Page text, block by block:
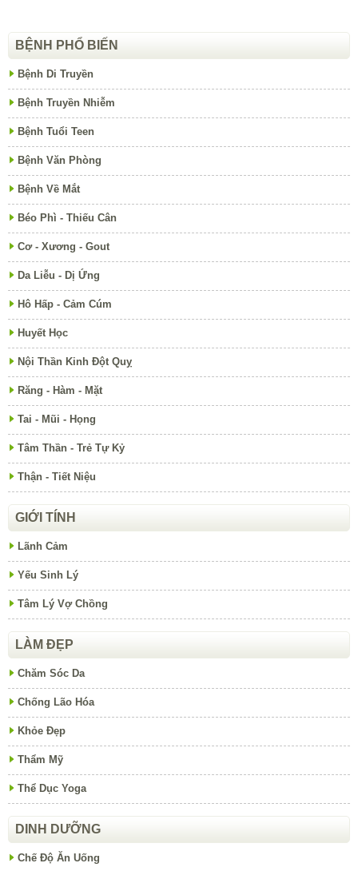
BỆNH PHỔ BIẾN
Bệnh Di Truyền
Bệnh Truyền Nhiễm
Bệnh Tuổi Teen
Bệnh Văn Phòng
Bệnh Về Mắt
Béo Phì - Thiếu Cân
Cơ - Xương - Gout
Da Liễu - Dị Ứng
Hô Hấp - Cảm Cúm
Huyết Học
Nội Thần Kinh Đột Quỵ
Răng - Hàm - Mặt
Tai - Mũi - Họng
Tâm Thần - Trẻ Tự Kỷ
Thận - Tiết Niệu
GIỚI TÍNH
Lãnh Cảm
Yếu Sinh Lý
Tâm Lý Vợ Chồng
LÀM ĐẸP
Chăm Sóc Da
Chống Lão Hóa
Khỏe Đẹp
Thẩm Mỹ
Thể Dục Yoga
DINH DƯỠNG
Chế Độ Ăn Uống